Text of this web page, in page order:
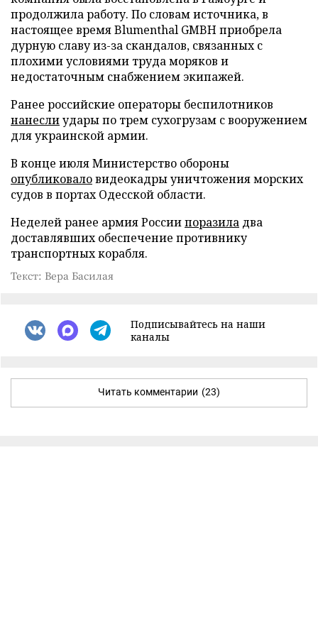
продолжила работу. По словам источника, в
настоящее время Blumenthal GMBH приобрела
дурную славу из-за скандалов, связанных с
плохими условиями труда моряков и
недостаточным снабжением экипажей.
Ранее российские операторы беспилотников
нанеслиудары по трем сухогрузам с вооружением
для украинской армии.
В конце июля Министерство обороны
опубликоваловидеокадры уничтожения морских
судов в портах Одесской области.
Неделей ранее армия Россиипоразила два
доставлявших обеспечение противнику
транспортных корабля.
Текст: Вера Басилая
Подписывайтесь на наши
каналы
Читать комментарии (23)